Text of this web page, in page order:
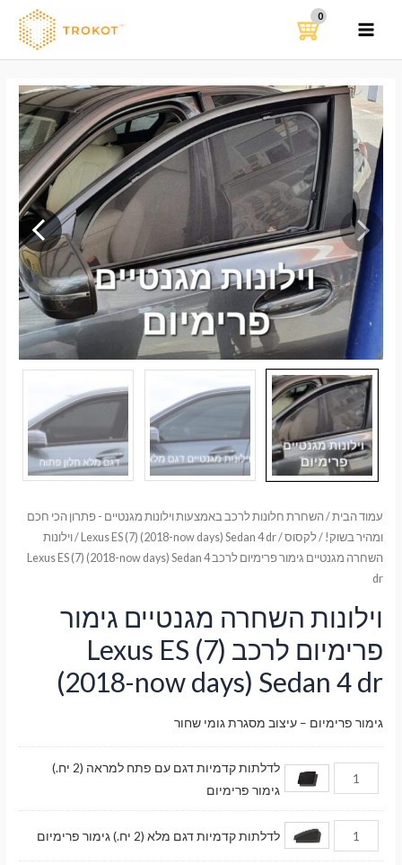
MAIN
עמוד הבית/השחרת חלונות לרכב באמצעות וילונות מגנטיים - פתרון הכי חכם
ומהיר בשוק! /לקסוס/
Lexus ES (7) (2018-now days) Sedan 4 dr / וילונות
השחרה מגנטיים גימור פרימיום לרכב Lexus ES (7) (2018-now days) Sedan 4
dr
וילונות השחרה מגנטיים גימור
פרימיום לרכב Lexus ES (7)
(2018-now days) Sedan 4 dr
גימור פרימיום – עיצוב מסגרת גומי שחור
לדלתות קדמיות דגם עם פתח למראה (2 יח.)
גימור פרימיום
לדלתות קדמיות דגם מלא (2 יח.) גימור פרימיום